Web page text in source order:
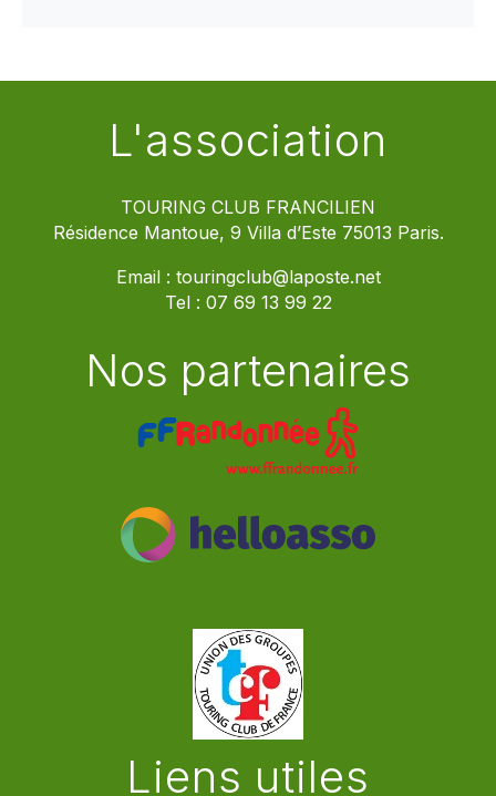
L'association
TOURING CLUB FRANCILIEN
Résidence Mantoue, 9 Villa d’Este 75013 Paris.
Email : touringclub@laposte.net
Tel : 07 69 13 99 22
Nos partenaires
Liens utiles